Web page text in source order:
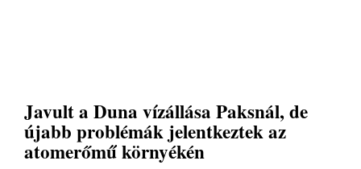
Javult a Duna vízállása Paksnál, de
újabb problémák jelentkeztek az
atomerőmű környékén